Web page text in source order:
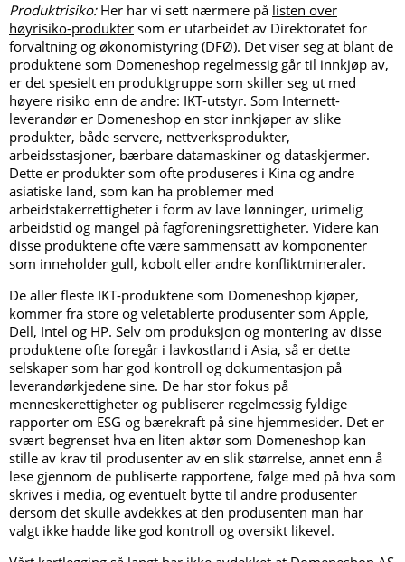
Produktrisiko:Her har vi sett nærmere på listen over
høyrisiko-produkter som er utarbeidet av Direktoratet for
forvaltning og økonomistyring (DFØ). Det viser seg at blant de
produktene som Domeneshop regelmessig går til innkjøp av,
er det spesielt en produktgruppe som skiller seg ut med
høyere risiko enn de andre: IKT-utstyr. Som Internett-
leverandør er Domeneshop en stor innkjøper av slike
produkter, både servere, nettverksprodukter,
arbeidsstasjoner, bærbare datamaskiner og dataskjermer.
Dette er produkter som ofte produseres i Kina og andre
asiatiske land, som kan ha problemer med
arbeidstakerrettigheter i form av lave lønninger, urimelig
arbeidstid og mangel på fagforeningsrettigheter. Videre kan
disse produktene ofte være sammensatt av komponenter
som inneholder gull, kobolt eller andre konfliktmineraler.
De aller fleste IKT-produktene som Domeneshop kjøper,
kommer fra store og veletablerte produsenter som Apple,
Dell, Intel og HP. Selv om produksjon og montering av disse
produktene ofte foregår i lavkostland i Asia, så er dette
selskaper som har god kontroll og dokumentasjon på
leverandørkjedene sine. De har stor fokus på
menneskerettigheter og publiserer regelmessig fyldige
rapporter om ESG og bærekraft på sine hjemmesider. Det er
svært begrenset hva en liten aktør som Domeneshop kan
stille av krav til produsenter av en slik størrelse, annet enn å
lese gjennom de publiserte rapportene, følge med på hva som
skrives i media, og eventuelt bytte til andre produsenter
dersom det skulle avdekkes at den produsenten man har
valgt ikke hadde like god kontroll og oversikt likevel.